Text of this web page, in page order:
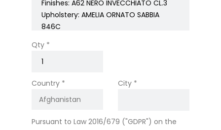
Qty *
Country * City *
Pursuant to Law 2016/679 ("GDPR") on the